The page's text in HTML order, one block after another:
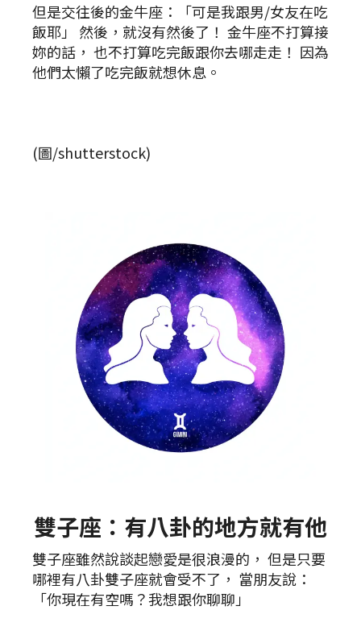
但是交往後的金牛座：「可是我跟男/女友在吃
飯耶」 然後，就沒有然後了！ 金牛座不打算接
妳的話， 也不打算吃完飯跟你去哪走走！ 因為
他們太懶了吃完飯就想休息。
(圖/shutterstock)
雙子座：有八卦的地方就有他
雙子座雖然說談起戀愛是很浪漫的， 但是只要
哪裡有八卦雙子座就會受不了， 當朋友說：
「你現在有空嗎？我想跟你聊聊」